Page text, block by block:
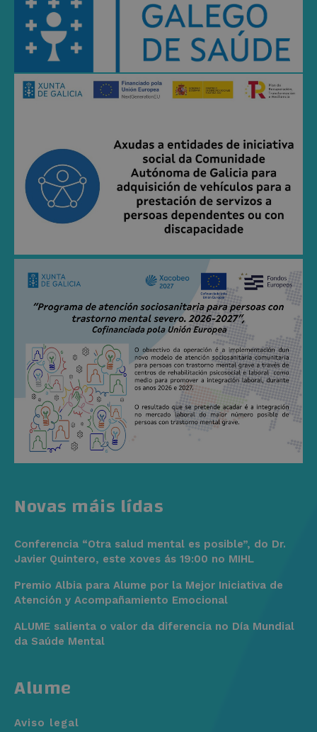
Alume
Aviso legal
Novas máis lídas
Conferencia “Otra salud mental es posible”, do Dr.
Javier Quintero, este xoves ás 19:00 no MIHL
Premio Albia para Alume por la Mejor Iniciativa de
Atención y Acompañamiento Emocional
ALUME salienta o valor da diferencia no Día Mundial
da Saúde Mental